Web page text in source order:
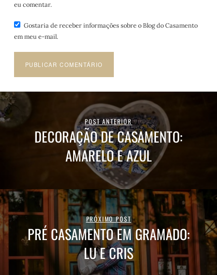
eu comentar.
Gostaria de receber informações sobre o Blog do Casamento
em meu e-mail.
POST ANTERIOR
DECORAÇÃO DE CASAMENTO:
AMARELO E AZUL
PRÓXIMO POST
PRÉ CASAMENTO EM GRAMADO:
LU E CRIS